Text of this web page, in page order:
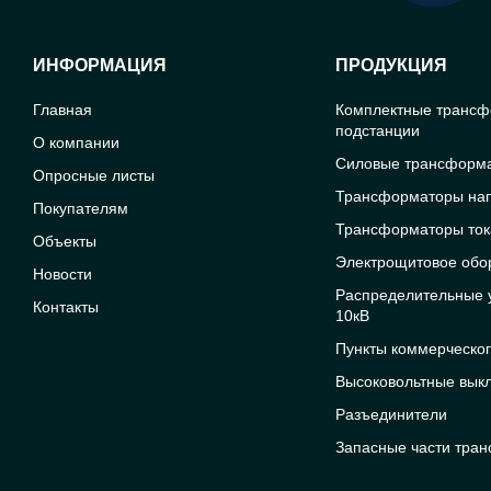
ИНФОРМАЦИЯ
Главная
О компании
Опросные листы
Покупателям
Объекты
Новости
Контакты
ПРОДУКЦИЯ
Комплектные
подстанции
Силовые
Трансформаторы
Трансформаторы
Электрощитовое
Распределительные
10кВ
Пункты
Высоковольтные
Разъединители
Запасные части